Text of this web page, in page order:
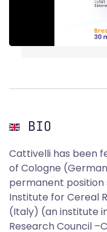
BIO
Cattivelli has been
of Cologne
permanent position
Institute for Cereal
(Italy) (an institute
Research Council